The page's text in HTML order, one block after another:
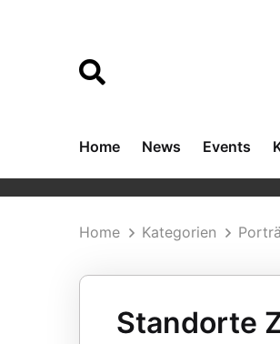
Home News Events
Home Kategorien
Standorte